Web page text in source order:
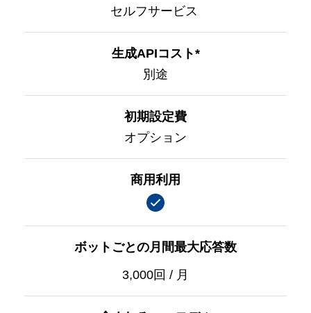
セルフサービス
生成APIコスト*
別途
初期設定費
オプション
商用利用
ボットごとの月間最大応答数
3,000回 / 月